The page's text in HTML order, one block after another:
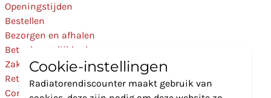
Openingstijden
Bestellen
Bezorgen en afhalen
Betaalmogelijkheden
Zakelijk
Retourneren
Contact
Cookie-instellingen
Radiatorendiscounter maakt gebruik van